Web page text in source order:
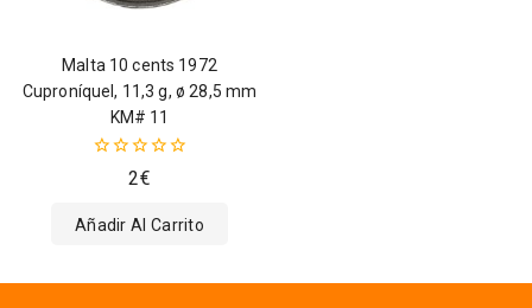
Malta 10 cents 1972
Cuproníquel, 11,3 g, ø 28,5 mm
KM# 11
fuera
5
2€
Añadir Al Carrito